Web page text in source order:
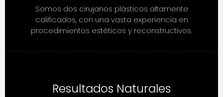
Somos dos cirujanos plásticos altamente
calificados, con una vasta experiencia en
procedimientos estéticos y reconstructivos.
Resultados Naturales